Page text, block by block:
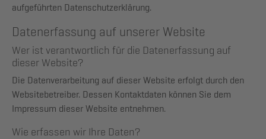
aufgeführten Datenschutzerklärung.
Datenerfassung auf unserer Website
Wer ist verantwortlich für die Datenerfassung auf
dieser Website?
Die Datenverarbeitung auf dieser Website erfolgt durch den
Websitebetreiber. Dessen Kontaktdaten können Sie dem
Impressum dieser Website entnehmen.
Wie erfassen wir Ihre Daten?